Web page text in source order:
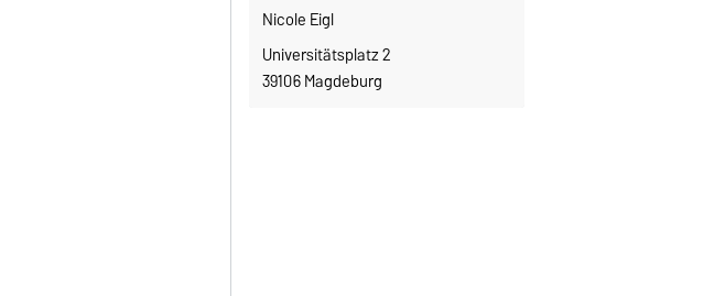
Nicole Eigl
Universitätsplatz 2
39106 Magdeburg